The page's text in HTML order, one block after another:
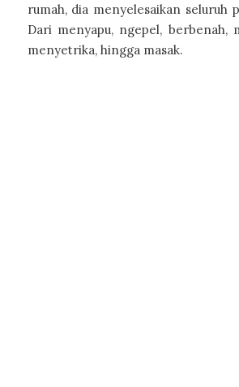
rumah, dia menyelesaikan seluruh
Dari menyapu, ngepel, berbenah,
menyetrika, hingga masak.